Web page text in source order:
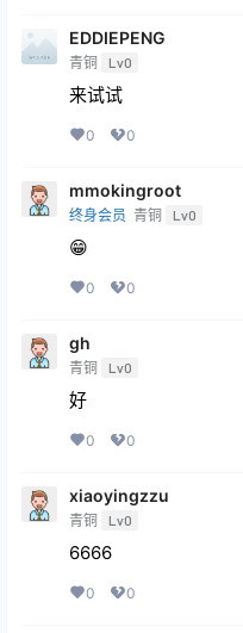
EDDIEPENG
青铜 Lv0
来试试
0 0
mmokingroot
终身会员 青铜 Lv0
😁
0 0
gh
青铜 Lv0
好
0 0
xiaoyingzzu
青铜 Lv0
6666
0 0